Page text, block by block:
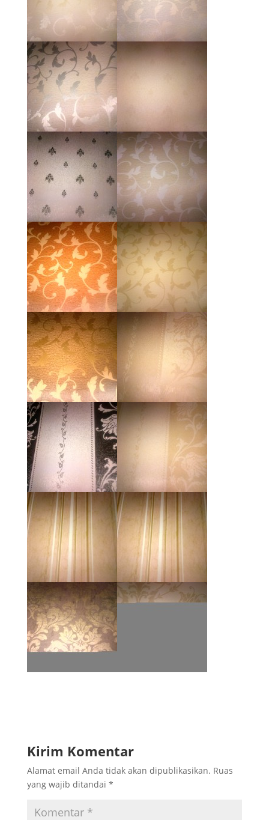
Kirim Komentar
Alamat email Anda tidak akan dipublikasikan. Ruas
yang wajib ditandai *